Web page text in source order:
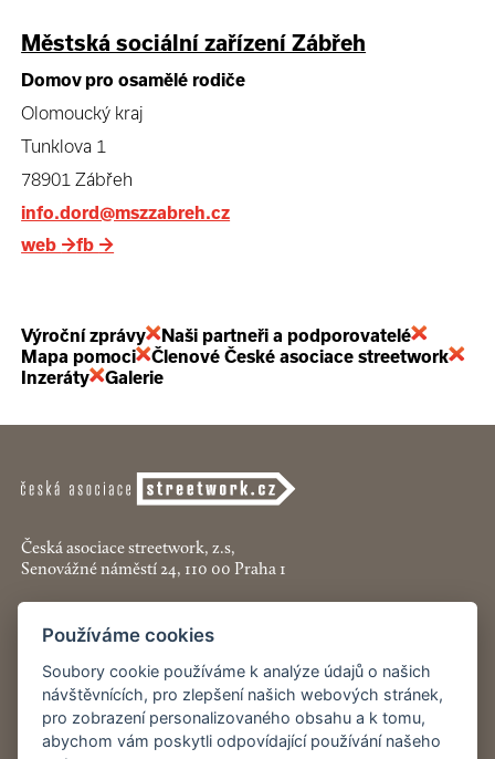
Městská sociální zařízení Zábřeh
Domov pro osamělé rodiče
Olomoucký kraj
Tunklova 1
78901 Zábřeh
info.dord@mszzabreh.cz
web →fb →
Výroční zprávy
Naši partneři a podporovatelé
Mapa pomoci
Členové České asociace streetwork
Inzeráty
Galerie
Česká asociace streetwork, z.s,
Senovážné náměstí 24, 110 00 Praha 1
+420 774 913 777
asociace@streetwork.cz
Nastavení cookies
Restartshop.cz
Používáme cookies
Soubory cookie používáme k analýze údajů o našich
návštěvnících, pro zlepšení našich webových stránek,
pro zobrazení personalizovaného obsahu a k tomu,
abychom vám poskytli odpovídající používání našeho